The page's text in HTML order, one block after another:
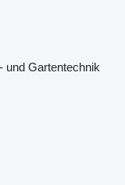
und Gartentechnik